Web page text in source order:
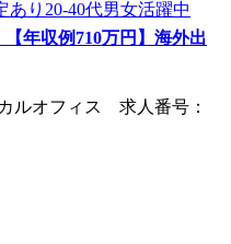
【年収例710万円】海外出
ルオフィス 求人番号：